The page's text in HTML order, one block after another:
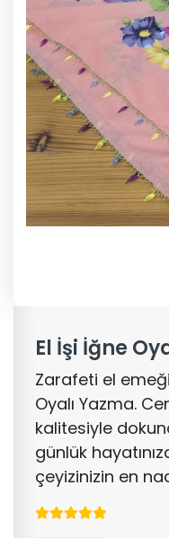
El İşi İğne
Zarafeti el
Oyalı Yazma.
kalitesiyle
günlük
çeyizinizin en